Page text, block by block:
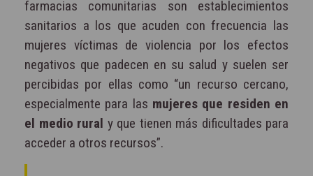
farmacias comunitarias son establecimientos
sanitarios a los que acuden con frecuencia las
mujeres víctimas de violencia por los efectos
negativos que padecen en su salud y suelen ser
percibidas por ellas como “un recurso cercano,
especialmente para las mujeres que residen en
el medio rural y que tienen más dificultades para
acceder a otros recursos”.